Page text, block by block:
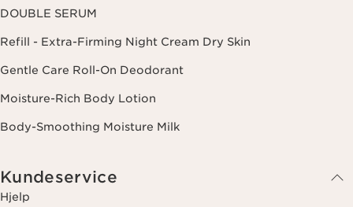
DOUBLE SERUM
Refill - Extra-Firming Night Cream Dry Skin
Gentle Care Roll-On Deodorant
Moisture-Rich Body Lotion
Body-Smoothing Moisture Milk
Kundeservice
Hjelp